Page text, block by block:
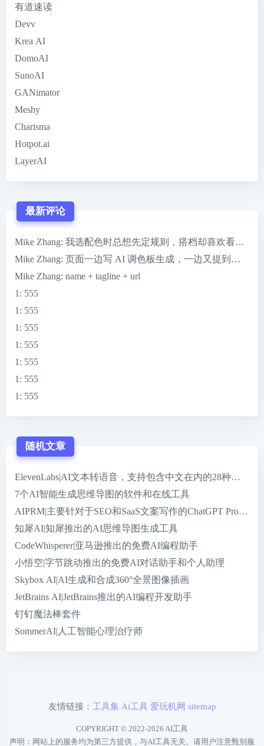
有道速读
Devv
Krea AI
DomoAI
SunoAI
GANimator
Meshy
Charisma
Hotpot.ai
LayerAI
最新评论
Mike Zhang: 我选配色时总想先定规则，搭档却喜欢看到
Mike Zhang: 页面一边写 AI 调色板生成，一边又提到一键完
Mike Zhang: name + tagline + url
1 : 555
1 : 555
1 : 555
1 : 555
1 : 555
1 : 555
1 : 555
随机文章
ElevenLabs|AI文本转语音，支持包含中文在内的28种语言
7个AI智能生成思维导图的软件和在线工具
AIPRM|主要针对于SEO和SaaS文案写作的ChatGPT Prompts
知犀AI|知犀推出的AI思维导图生成工具
CodeWhisperer|亚马逊推出的免费AI编程助手
小悟空|字节跳动推出的免费AI对话助手和个人助理
Skybox AI|AI生成和合成360°全景图像插画
JetBrains AI|JetBrains推出的AI编程开发助手
钉钉魔法棒套件
SommerAI|人工智能心理治疗师
友情链接： 工具集 Ai工具 爱玩机网 sitemap
COPYRIGHT © 2022-2026 AI工具
声明：网站上的服务均为第三方提供，与AI工具无关。请用户注意甄别服